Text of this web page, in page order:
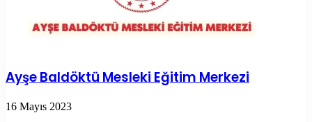
Ayşe Baldöktü Mesleki Eğitim Merkezi
16 Mayıs 2023